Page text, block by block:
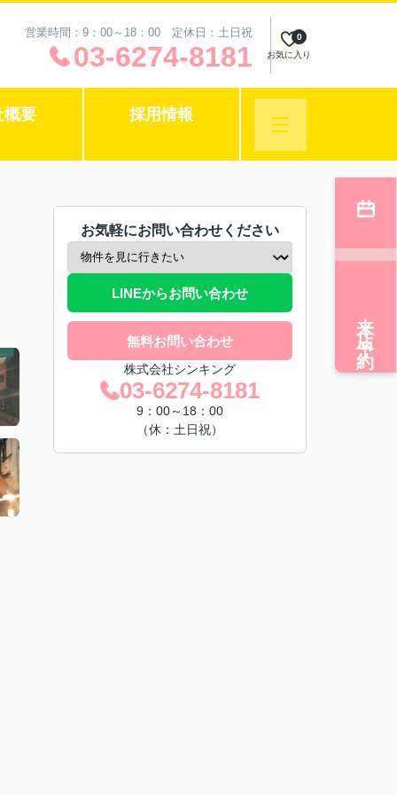
営業時間：9：00～18：00 定休日：土日祝
03-6274-8181 お気に入り
0
概要 採用情報
お気軽にお問い合わせください
LINEからお問い合わせ
無料お問い合わせ
株式会社シンキング
03-6274-8181
9：00～18：00
（休：土日祝）
来店予約